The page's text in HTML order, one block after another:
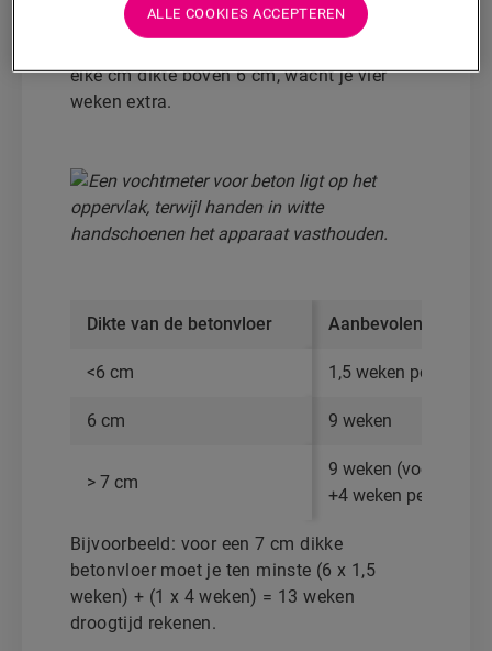
vuistregel dat je tot 6 cm dikte van het
elke cm dikte boven 6 cm, wacht je vier
weken extra.
Dikte van de betonvloer Aanbevolen
<6 cm 1,5 weken per cm
6 cm 9 weken
> 7 cm
9 weken (voor de
+4 weken per
Bijvoorbeeld: voor een 7 cm dikke
betonvloer moet je ten minste (6 x 1,5
weken) + (1 x 4 weken) = 13 weken
droogtijd rekenen.
ALLE COOKIES ACCEPTEREN